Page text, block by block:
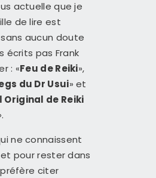
actuelle que je
de lire est
aucun doute
écrits pas Frank
: «Feu de Reiki»,
du Dr Usui» et
Original de Reiki
ne connaissent
et pour rester dans
citer